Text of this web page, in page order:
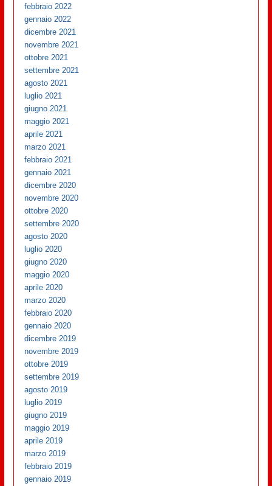
febbraio 2022
gennaio 2022
dicembre 2021
novembre 2021
ottobre 2021
settembre 2021
agosto 2021
luglio 2021
giugno 2021
maggio 2021
aprile 2021
marzo 2021
febbraio 2021
gennaio 2021
dicembre 2020
novembre 2020
ottobre 2020
settembre 2020
agosto 2020
luglio 2020
giugno 2020
maggio 2020
aprile 2020
marzo 2020
febbraio 2020
gennaio 2020
dicembre 2019
novembre 2019
ottobre 2019
settembre 2019
agosto 2019
luglio 2019
giugno 2019
maggio 2019
aprile 2019
marzo 2019
febbraio 2019
gennaio 2019